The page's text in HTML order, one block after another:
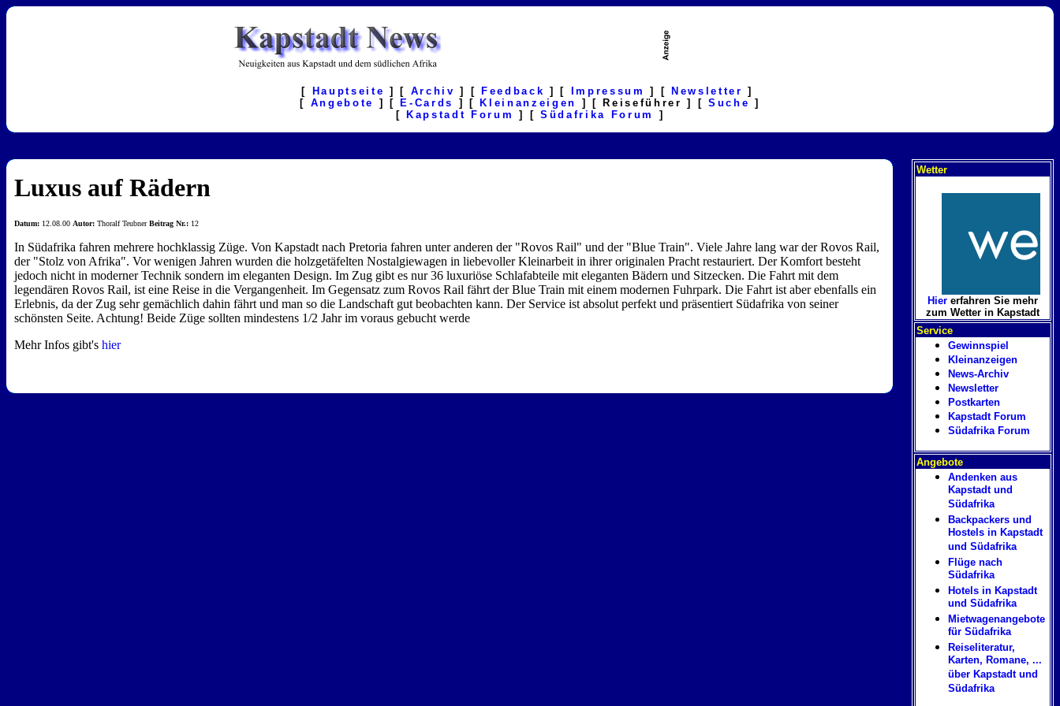
[ Hauptseite ] [ Archiv ] [ Feedback ] [ Impressum ] [ Newsletter ]
[ Angebote ] [ E-Cards ] [ Kleinanzeigen ] [ Reiseführer ] [Suche ]
[
Kapstadt Forum ] [ Südafrika Forum ]
Luxus auf Rädern
Datum: 12.08.00 Autor: Thoralf TeubnerBeitrag Nr.: 12
In Südafrika fahren mehrere hochklassig Züge. Von Kapstadt nach Pretoria fahren unter anderen der "Rovos Rail" und der "Blue Train". Viele Jahre lang war der Rovos Rail,
der "Stolz von Afrika". Vor wenigen Jahren wurden die holzgetäfelten Nostalgiewagen in liebevoller Kleinarbeit in ihrer originalen Pracht restauriert. Der Komfort besteht
jedoch nicht in moderner Technik sondern im eleganten Design. Im Zug gibt es nur 36 luxuriöse Schlafabteile mit eleganten Bädern und Sitzecken. Die Fahrt mit dem
legendären Rovos Rail, ist eine Reise in die Vergangenheit. Im Gegensatz zum Rovos Rail fährt der Blue Train mit einem modernen Fuhrpark. Die Fahrt ist aber ebenfalls ein
Erlebnis, da der Zug sehr gemächlich dahin fährt und man so die Landschaft gut beobachten kann. Der Service ist absolut perfekt und präsentiert Südafrika von seiner
schönsten Seite. Achtung! Beide Züge sollten mindestens 1/2 Jahr im voraus gebucht werde
Mehr Infos gibt's hier
Wetter
Hier erfahren Sie mehr
zum Wetter in Kapstadt
Service
Gewinnspiel
Kleinanzeigen
News-Archiv
Newsletter
Postkarten
Kapstadt Forum
Südafrika Forum
Angebote
Andenken aus
Kapstadt und
Südafrika
Backpackers und
Hostels in Kapstadt
und Südafrika
Flüge nach
Südafrika
Hotels in Kapstadt
und Südafrika
Mietwagenangebote
für Südafrika
Reiseliteratur,
Karten, Romane, ...
über Kapstadt und
Südafrika